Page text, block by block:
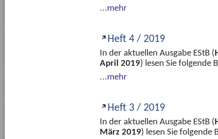
...mehr
Heft 4 / 2019
In der aktuellen Ausgabe EStB (
April 2019) lesen Sie folgende
...mehr
Heft 3 / 2019
In der aktuellen Ausgabe EStB (
März 2019) lesen Sie folgende